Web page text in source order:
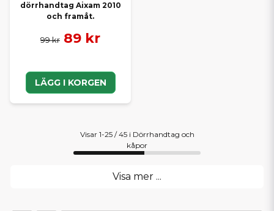
dörrhandtag Aixam 2010
och framåt.
99 kr 89 kr
LÄGG I KORGEN
Visar 1-25 / 45 i Dörrhandtag och
kåpor
Visa mer ...